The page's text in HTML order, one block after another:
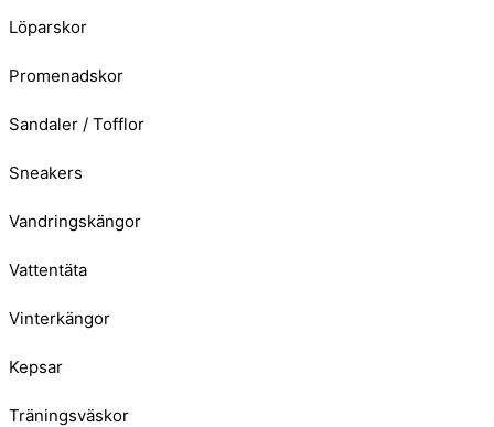
Löparskor
Promenadskor
Sandaler / Tofflor
Sneakers
Vandringskängor
Vattentäta
Vinterkängor
Kepsar
Träningsväskor